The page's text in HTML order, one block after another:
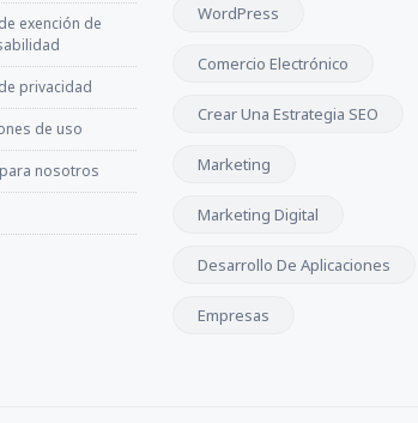
exención de
privacidad
de uso
nosotros
WordPress
Comercio Electrónico
Crear Una Estrategia SEO
Marketing
Marketing Digital
Desarrollo De Aplicaciones
Empresas